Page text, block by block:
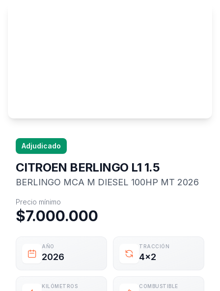
Adjudicado
CITROEN BERLINGO L1 1.5
BERLINGO MCA M DIESEL 100HP MT 2026
Información del vehículo
Precio mínimo
$7.000.000
AÑO
2026
TRACCIÓN
4x2
KILÓMETROS COMBUSTIBLE